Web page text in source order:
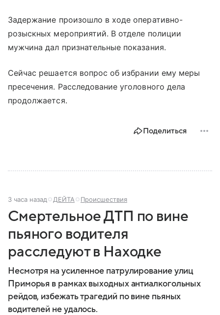
Задержание произошло в ходе оперативно-
розыскных мероприятий. В отделе полиции
мужчина дал признательные показания.
Сейчас решается вопрос об избрании ему меры
пресечения. Расследование уголовного дела
продолжается.
Поделиться
3 часа назад ДЕЙТА Происшествия
Смертельное ДТП по вине
пьяного водителя
расследуют в Находке
Несмотря на усиленное патрулирование улиц
Приморья в рамках выходных антиалкогольных
рейдов, избежать трагедий по вине пьяных
водителей не удалось.